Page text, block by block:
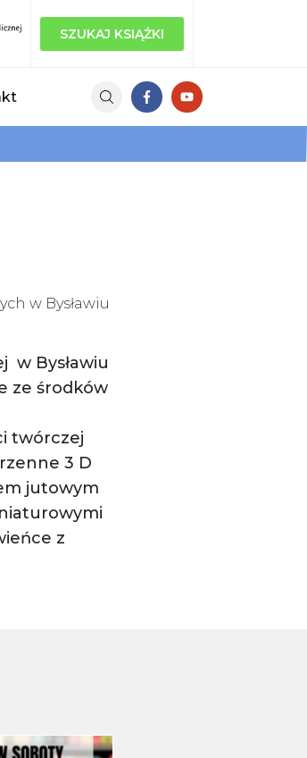
SZUKAJ KSIĄŻKI
w Bysławiu
w Bysławiu
ze środków
twórczej
3 D
jutowym
z